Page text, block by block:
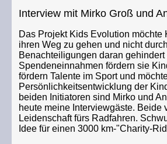
Interview mit Mirko Groß und
Das Projekt Kids Evolution möchte
ihren Weg zu gehen und nicht
Benachteiligungen daran
Spendeneinnahmen fördern sie
fördern Talente im Sport und
Persönlichkeitsentwicklung der
beiden Initiatoren sind Mirko und
heute meine Interviewgäste. Beide
Leidenschaft fürs Radfahren.
Idee für einen 3000 km-"Charity-